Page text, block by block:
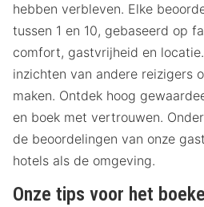
hebben verbleven. Elke
tussen 1 en 10, gebaseerd op
comfort, gastvrijheid en
inzichten van andere reizigers
maken. Ontdek hoog
en boek met vertrouwen.
de beoordelingen van onze
hotels als de omgeving.
Onze tips voor het